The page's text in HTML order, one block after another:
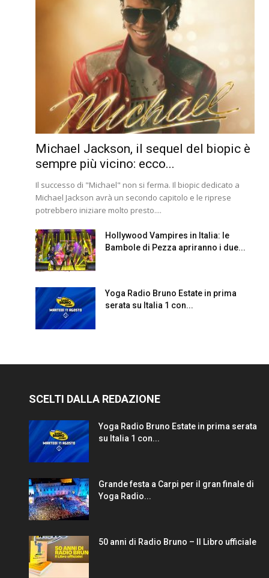
Michael Jackson, il sequel del biopic è
sempre più vicino: ecco...
Il successo di "Michael" non si ferma. Il biopic dedicato a
Michael Jackson avrà un secondo capitolo e le riprese
potrebbero iniziare molto presto....
Hollywood Vampires in Italia: le
Bambole di Pezza apriranno i due...
Yoga Radio Bruno Estate in prima
serata su Italia 1 con...
SCELTI DALLA REDAZIONE
Yoga Radio Bruno Estate in prima serata
su Italia 1 con...
Grande festa a Carpi per il gran finale di
Yoga Radio...
50 anni di Radio Bruno – Il Libro ufficiale